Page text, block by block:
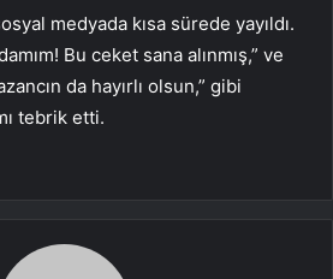
medyada kısa sürede yayıldı.
Bu ceket sana alınmış,” ve
da hayırlı olsun,” gibi
tebrik etti.